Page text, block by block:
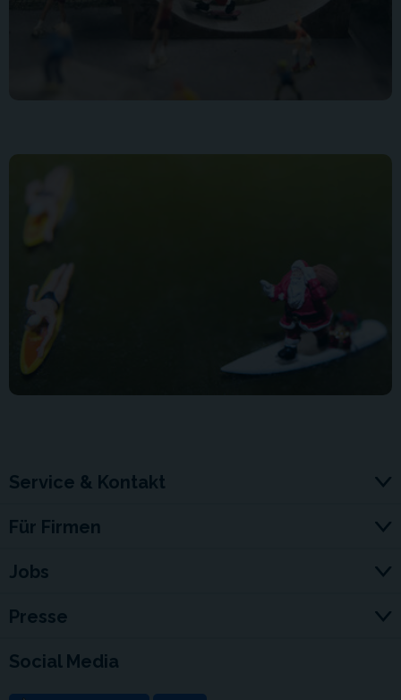
Service & Kontakt
Für Firmen
Jobs
Presse
Social Media